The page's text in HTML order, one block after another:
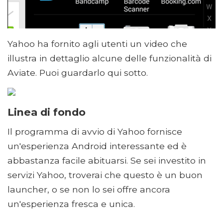
Yahoo ha fornito agli utenti un video che
illustra in dettaglio alcune delle funzionalità di
Aviate. Puoi guardarlo qui sotto.
Linea di fondo
Il programma di avvio di Yahoo fornisce
un'esperienza Android interessante ed è
abbastanza facile abituarsi. Se sei investito in
servizi Yahoo, troverai che questo è un buon
launcher, o se non lo sei offre ancora
un'esperienza fresca e unica.